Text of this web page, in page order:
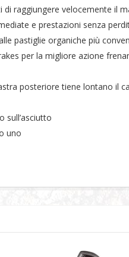
raggiungere velocemente il
e prestazioni senza
pastiglie organiche più
per la migliore azione
posteriore tiene lontano il
sull’asciutto
uno